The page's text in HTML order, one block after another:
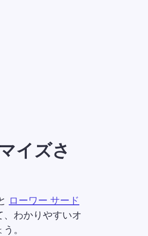
イズさ
ローワー サード
わかりやすいオ
。